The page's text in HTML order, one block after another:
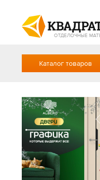
ОТДЕЛОЧНЫЕ
Каталог товаров